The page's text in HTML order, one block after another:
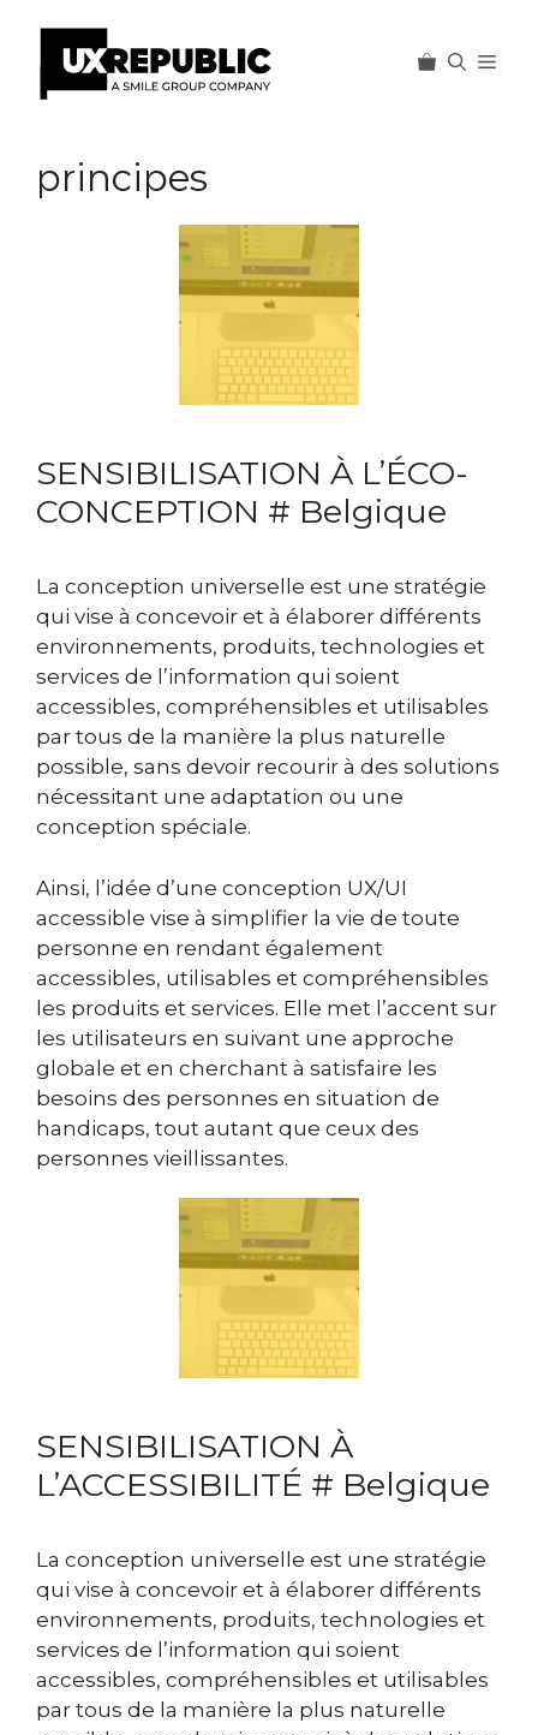
contenuprincipes
SENSIBILISATION À L’ÉCO-
CONCEPTION # Belgique
La conception universelle est une stratégie
qui vise à concevoir et à élaborer différents
environnements, produits, technologies et
services de l’information qui soient
accessibles, compréhensibles et utilisables
par tous de la manière la plus naturelle
possible, sans devoir recourir à des solutions
nécessitant une adaptation ou une
conception spéciale.
Ainsi, l’idée d’une conception UX/UI
accessible vise à simplifier la vie de toute
personne en rendant également
accessibles, utilisables et compréhensibles
les produits et services. Elle met l’accent sur
les utilisateurs en suivant une approche
globale et en cherchant à satisfaire les
besoins des personnes en situation de
handicaps, tout autant que ceux des
personnes vieillissantes.
SENSIBILISATION À
L’ACCESSIBILITÉ # Belgique
La conception universelle est une stratégie
qui vise à concevoir et à élaborer différents
environnements, produits, technologies et
services de l’information qui soient
accessibles, compréhensibles et utilisables
par tous de la manière la plus naturelle